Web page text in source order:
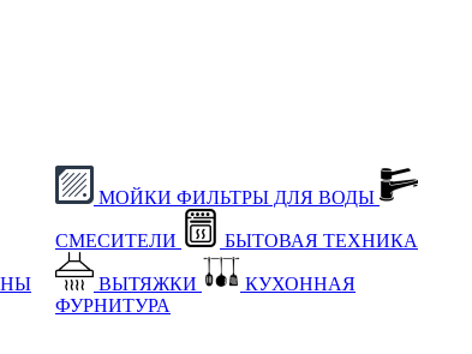
МОЙКИ ФИЛЬТРЫ ДЛЯ ВОДЫ
СМЕСИТЕЛИ БЫТОВАЯ ТЕХНИКА
ВЫТЯЖКИ
КУХОННАЯ
ФУРНИТУРА